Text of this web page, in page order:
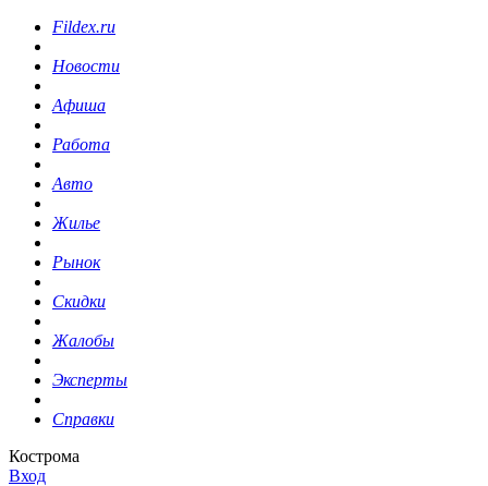
Fildex.ru
Новости
Афиша
Работа
Авто
Жилье
Рынок
Скидки
Жалобы
Эксперты
Справки
Кострома
Вход